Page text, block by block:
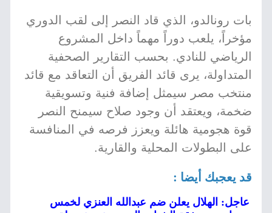
بات رونالدو، الذي قاد النصر إلى لقب الدوري
مؤخراً، يلعب دوراً مهماً داخل المشروع
الرياضي للنادي. بحسب التقارير الصحفية
المتداولة، يرى قائد الفريق أن التعاقد مع قائد
منتخب مصر سيمثل إضافة فنية وتسويقية
ضخمة، ويعتقد أن وجود صلاح سيمنح النصر
قوة هجومية هائلة ويعزز فرصه في المنافسة
على البطولات المحلية والقارية.
قد يعجبك أيضا :
عاجل: الهلال يعلن ضم عبدالله العنزي لخمس